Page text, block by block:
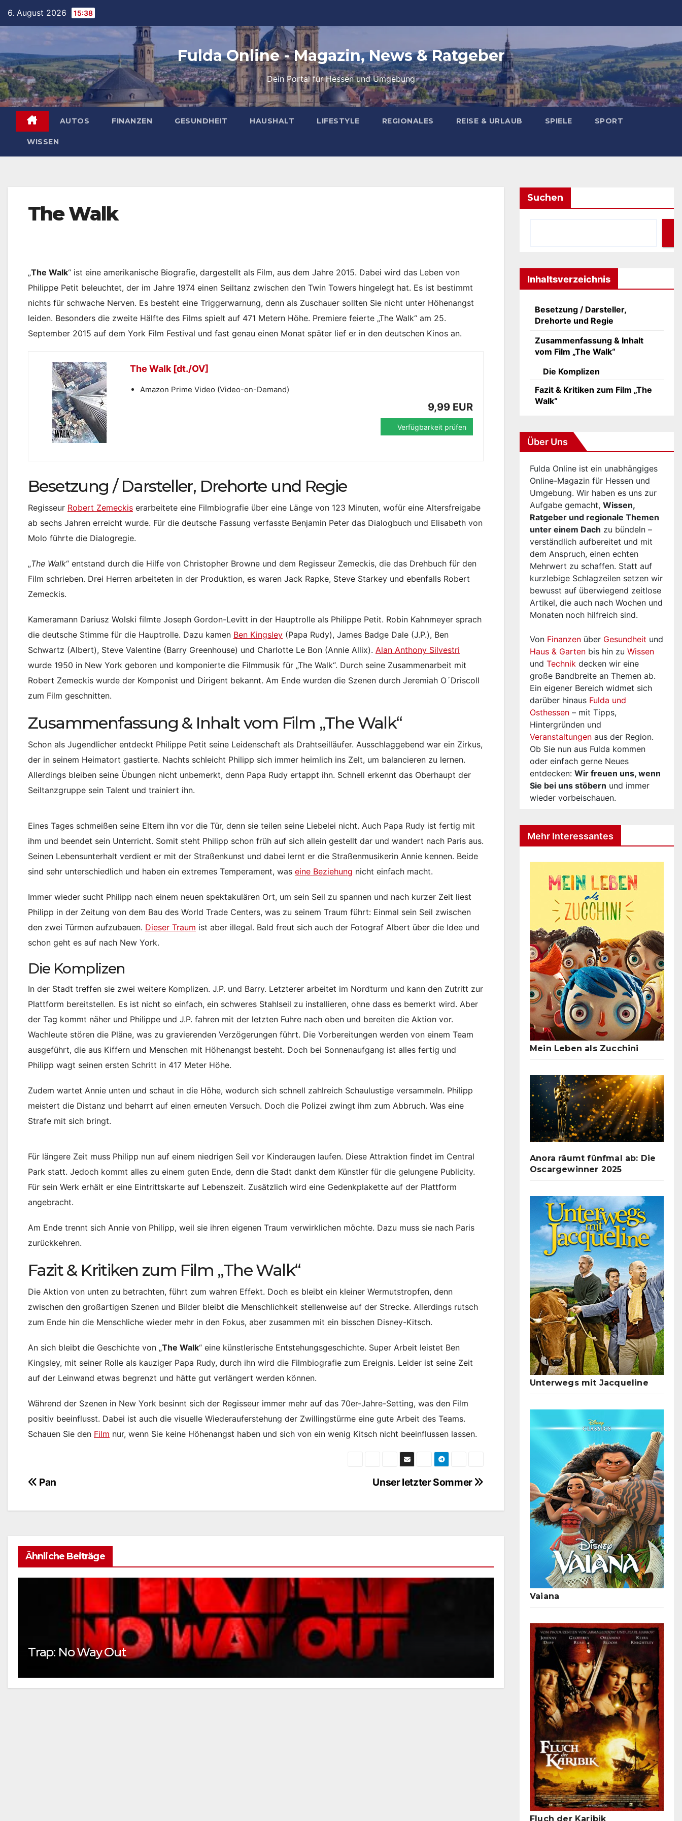
content
6. August 2026 15:38
Fulda Online - Magazin, News & Ratgeber
Dein Portal für Hessen und Umgebung
AUTOS FINANZEN GESUNDHEIT HAUSHALT LIFESTYLE REGIONALES REISE & URLAUB SPIELE SPORT
WISSEN
The Walk
„The Walk“ ist eine amerikanische Biografie, dargestellt als Film, aus dem Jahre 2015. Dabei wird das Leben von
Philippe Petit beleuchtet, der im Jahre 1974 einen Seiltanz zwischen den Twin Towers hingelegt hat. Es ist bestimmt
nichts für schwache Nerven. Es besteht eine Triggerwarnung, denn als Zuschauer sollten Sie nicht unter Höhenangst
leiden. Besonders die zweite Hälfte des Films spielt auf 471 Metern Höhe. Premiere feierte „The Walk“ am 25.
September 2015 auf dem York Film Festival und fast genau einen Monat später lief er in den deutschen Kinos an.
The Walk [dt./OV]
Amazon Prime Video (Video-on-Demand)
9,99 EUR
Verfügbarkeit prüfen
Besetzung / Darsteller, Drehorte und Regie
Regisseur Robert Zemeckis erarbeitete eine Filmbiografie über eine Länge von 123 Minuten, wofür eine Altersfreigabe
ab sechs Jahren erreicht wurde. Für die deutsche Fassung verfasste Benjamin Peter das Dialogbuch und Elisabeth von
Molo führte die Dialogregie.
„The Walk“ entstand durch die Hilfe von Christopher Browne und dem Regisseur Zemeckis, die das Drehbuch für den
Film schrieben. Drei Herren arbeiteten in der Produktion, es waren Jack Rapke, Steve Starkey und ebenfalls Robert
Zemeckis.
Kameramann Dariusz Wolski filmte Joseph Gordon-Levitt in der Hauptrolle als Philippe Petit. Robin Kahnmeyer sprach
die deutsche Stimme für die Hauptrolle. Dazu kamen Ben Kingsley (Papa Rudy), James Badge Dale (J.P.), Ben
Schwartz (Albert), Steve Valentine (Barry Greenhouse) und Charlotte Le Bon (Annie Allix). Alan Anthony Silvestri
wurde 1950 in New York geboren und komponierte die Filmmusik für „The Walk“. Durch seine Zusammenarbeit mit
Robert Zemeckis wurde der Komponist und Dirigent bekannt. Am Ende wurden die Szenen durch Jeremiah O´Driscoll
zum Film geschnitten.
Zusammenfassung & Inhalt vom Film „The Walk“
Schon als Jugendlicher entdeckt Philippe Petit seine Leidenschaft als Drahtseilläufer. Ausschlaggebend war ein Zirkus,
der in seinem Heimatort gastierte. Nachts schleicht Philipp sich immer heimlich ins Zelt, um balancieren zu lernen.
Allerdings bleiben seine Übungen nicht unbemerkt, denn Papa Rudy ertappt ihn. Schnell erkennt das Oberhaupt der
Seiltanzgruppe sein Talent und trainiert ihn.
Eines Tages schmeißen seine Eltern ihn vor die Tür, denn sie teilen seine Liebelei nicht. Auch Papa Rudy ist fertig mit
ihm und beendet sein Unterricht. Somit steht Philipp schon früh auf sich allein gestellt dar und wandert nach Paris aus.
Seinen Lebensunterhalt verdient er mit der Straßenkunst und dabei lernt er die Straßenmusikerin Annie kennen. Beide
sind sehr unterschiedlich und haben ein extremes Temperament, was eine Beziehung nicht einfach macht.
Immer wieder sucht Philipp nach einem neuen spektakulären Ort, um sein Seil zu spannen und nach kurzer Zeit liest
Philipp in der Zeitung von dem Bau des World Trade Centers, was zu seinem Traum führt: Einmal sein Seil zwischen
den zwei Türmen aufzubauen. Dieser Traum ist aber illegal. Bald freut sich auch der Fotograf Albert über die Idee und
schon geht es auf nach New York.
Die Komplizen
In der Stadt treffen sie zwei weitere Komplizen. J.P. und Barry. Letzterer arbeitet im Nordturm und kann den Zutritt zur
Plattform bereitstellen. Es ist nicht so einfach, ein schweres Stahlseil zu installieren, ohne dass es bemerkt wird. Aber
der Tag kommt näher und Philippe und J.P. fahren mit der letzten Fuhre nach oben und bereiten die Aktion vor.
Wachleute stören die Pläne, was zu gravierenden Verzögerungen führt. Die Vorbereitungen werden von einem Team
ausgeführt, die aus Kiffern und Menschen mit Höhenangst besteht. Doch bei Sonnenaufgang ist alles fertig und
Philipp wagt seinen ersten Schritt in 417 Meter Höhe.
Zudem wartet Annie unten und schaut in die Höhe, wodurch sich schnell zahlreich Schaulustige versammeln. Philipp
meistert die Distanz und beharrt auf einen erneuten Versuch. Doch die Polizei zwingt ihm zum Abbruch. Was eine
Strafe mit sich bringt.
Für längere Zeit muss Philipp nun auf einem niedrigen Seil vor Kinderaugen laufen. Diese Attraktion findet im Central
Park statt. Jedoch kommt alles zu einem guten Ende, denn die Stadt dankt dem Künstler für die gelungene Publicity.
Für sein Werk erhält er eine Eintrittskarte auf Lebenszeit. Zusätzlich wird eine Gedenkplakette auf der Plattform
angebracht.
Am Ende trennt sich Annie von Philipp, weil sie ihren eigenen Traum verwirklichen möchte. Dazu muss sie nach Paris
zurückkehren.
Fazit & Kritiken zum Film „The Walk“
Die Aktion von unten zu betrachten, führt zum wahren Effekt. Doch es bleibt ein kleiner Wermutstropfen, denn
zwischen den großartigen Szenen und Bilder bleibt die Menschlichkeit stellenweise auf der Strecke. Allerdings rutsch
zum Ende hin die Menschliche wieder mehr in den Fokus, aber zusammen mit ein bisschen Disney-Kitsch.
An sich bleibt die Geschichte von „The Walk“ eine künstlerische Entstehungsgeschichte. Super Arbeit leistet Ben
Kingsley, mit seiner Rolle als kauziger Papa Rudy, durch ihn wird die Filmbiografie zum Ereignis. Leider ist seine Zeit
auf der Leinwand etwas begrenzt und hätte gut verlängert werden können.
Während der Szenen in New York besinnt sich der Regisseur immer mehr auf das 70er-Jahre-Setting, was den Film
positiv beeinflusst. Dabei ist auch die visuelle Wiederauferstehung der Zwillingstürme eine gute Arbeit des Teams.
Schauen Sie den Film nur, wenn Sie keine Höhenangst haben und sich von ein wenig Kitsch nicht beeinflussen lassen.
Beitragsnavigation Unser letzter Sommer
Pan
Ähnliche Beiträge
Trap: No Way Out Gemütliche Klassiker: Die Top
Suchen
Inhaltsverzeichnis
Besetzung / Darsteller,
Drehorte und Regie
Zusammenfassung & Inhalt
vom Film „The Walk“
Die Komplizen
Fazit & Kritiken zum Film „The
Walk“
Über Uns
Fulda Online ist ein unabhängiges
Online-Magazin für Hessen und
Umgebung. Wir haben es uns zur
Aufgabe gemacht, Wissen,
Ratgeber und regionale Themen
unter einem Dach zu bündeln –
verständlich aufbereitet und mit
dem Anspruch, einen echten
Mehrwert zu schaffen. Statt auf
kurzlebige Schlagzeilen setzen wir
bewusst auf überwiegend zeitlose
Artikel, die auch nach Wochen und
Monaten noch hilfreich sind.
Von Finanzen über Gesundheit und
Haus & Garten bis hin zu Wissen
und Technik decken wir eine
große Bandbreite an Themen ab.
Ein eigener Bereich widmet sich
darüber hinaus Fulda und
Osthessen – mit Tipps,
Hintergründen und
Veranstaltungen aus der Region.
Ob Sie nun aus Fulda kommen
oder einfach gerne Neues
entdecken: Wir freuen uns, wenn
Sie bei uns stöbern und immer
wieder vorbeischauen.
Mehr Interessantes
Mein Leben als Zucchini
Anora räumt fünfmal ab: Die
Oscargewinner 2025
Unterwegs mit Jacqueline
Vaiana
Fluch der Karibik